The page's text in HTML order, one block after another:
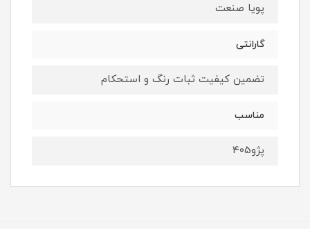
پویا صنعت
گارانتی
تضمین کیفیت ثبات رنگ و استحکام
مناسب
پژو405